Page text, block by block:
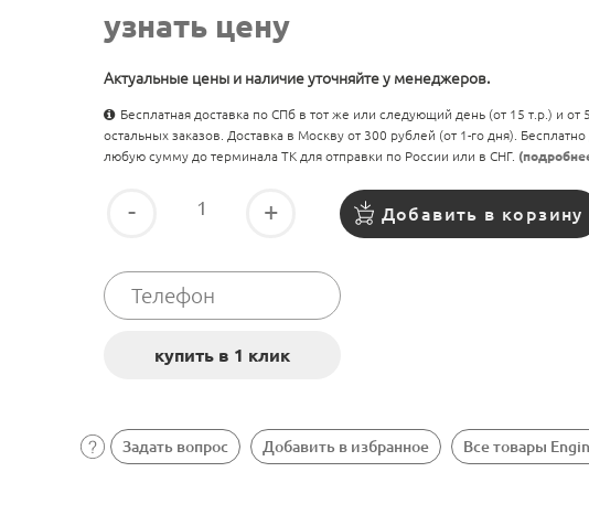
узнать цену
Актуальные цены и наличие уточняйте у менеджеров.
Бесплатная доставка по СПб в тот же или следующий день (от 15 т.р.) и от
остальных заказов. Доставка в Москву от 300 рублей (от 1-го дня).
любую сумму до терминала ТК для отправки по России или в СНГ.
- + Добавить в корзину
Задать вопрос Добавить в избранное Все товары